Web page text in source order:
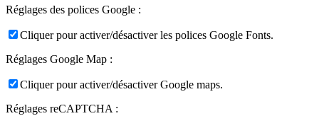
Réglages des polices Google :
Cliquer pour activer/désactiver les polices Google Fonts.
Réglages Google Map :
Cliquer pour activer/désactiver Google maps.
Réglages reCAPTCHA :